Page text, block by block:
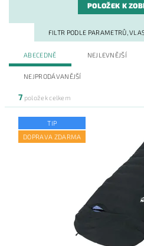
POLOŽEK K
FILTR PODLE PARAMETRŮ,
ABECEDNĚ NEJLEVNĚJŠÍ
NEJPRODÁVANĚJŠÍ
7 položek celkem
TIP
DOPRAVA ZDARMA